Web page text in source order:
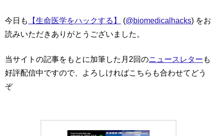
今日も 【生命医学をハックする】 (@biomedicalhacks) をお
読みいただきありがとうございました。
当サイトの記事をもとに加筆した月2回のニュースレター も
好評配信中ですので、よろしければこちらも合わせてどう
ぞ